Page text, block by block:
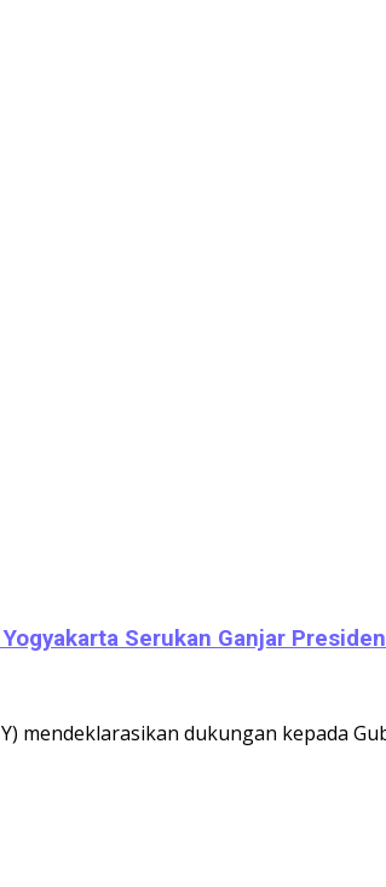
Serukan Ganjar
mendeklarasikan dukungan kepada